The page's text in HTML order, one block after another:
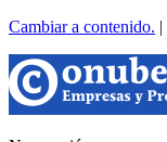
Cambiar a contenido. |